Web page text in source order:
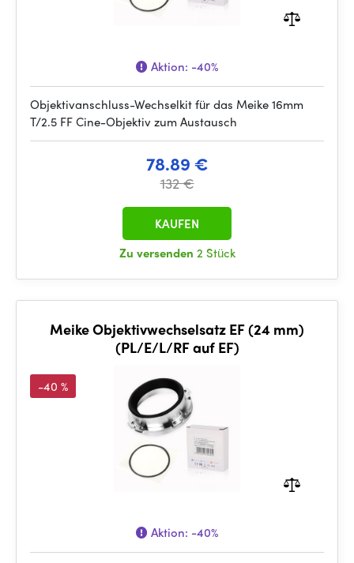
Aktion: -40%
Objektivanschluss-Wechselkit für das Meike 16mm
T/2.5 FF Cine-Objektiv zum Austausch
78.89 €
132 €
Zu versenden 2 Stück
KAUFEN
Meike Objektivwechselsatz EF (24 mm)
(PL/E/L/RF auf EF)
-40 %
Aktion: -40%